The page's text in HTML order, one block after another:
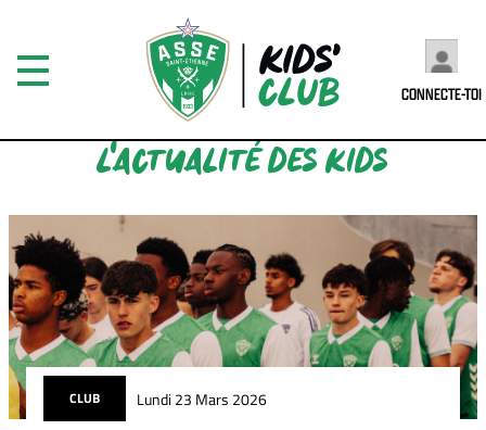
CONNECTE-TOI
L'ACTUALITÉ DES KIDS
CLUB Lundi 23 Mars 2026